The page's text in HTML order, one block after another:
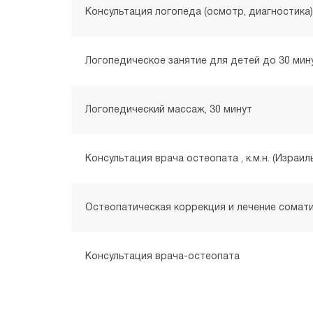
Консультация логопеда (осмотр, диагностика)
Логопедическое занятие для детей до 30
Логопедический массаж, 30 минут
Консультация врача остеопата , к.м.н.
Остеопатическая коррекция и лечение
Консультация врача-остеопата